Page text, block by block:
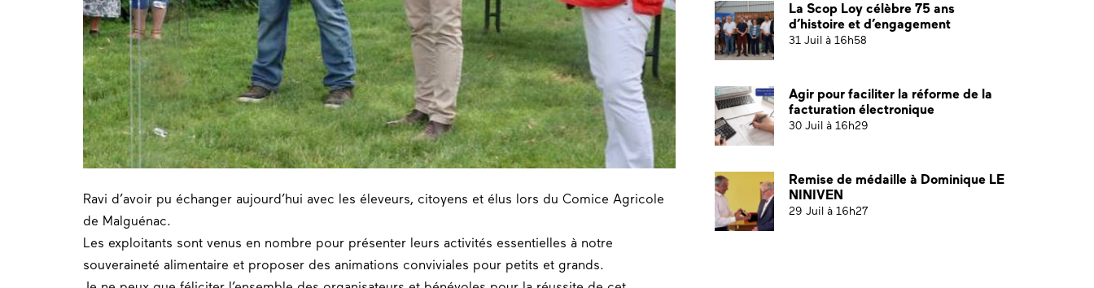
Ravi d’avoir pu échanger aujourd’hui avec les éleveurs, citoyens et élus lors du Comice Agricole
de Malguénac.
Les exploitants sont venus en nombre pour présenter leurs activités essentielles à notre
souveraineté alimentaire et proposer des animations conviviales pour petits et grands.
La Scop Loy célèbre 75 ans
d’histoire et d’engagement
31 Juil à 16h58
Agir pour faciliter la réforme de la
facturation électronique
30 Juil à 16h29
Remise de médaille à Dominique LE
NINIVEN
29 Juil à 16h27